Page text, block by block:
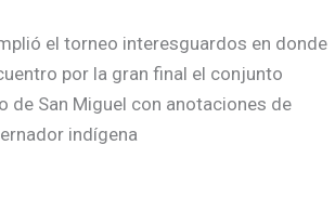
el torneo interesguardos en donde
por la gran final el conjunto
de San Miguel con anotaciones de
indígena